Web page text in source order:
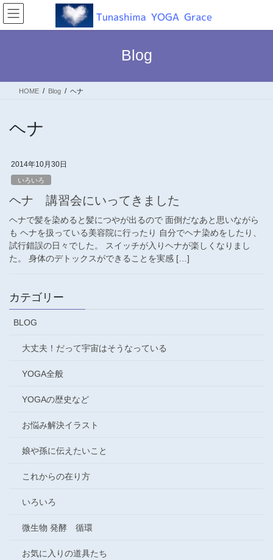
コ
ン
テ
ス
ナ
ビ
ゲ
ン
Blog
HOME Blog ヘナ
ヘナ
2014年10月30日
いろいろ
ヘナ 講習会にいってきました
ヘナで髪を染めると髪につやが出るので 面倒だなあと思いながら
も ヘナを扱っている美容院に行ったり 自分でヘナ染めをしたり、
試行錯誤の日々でした。 スイッチが入りヘナが楽しくなりまし
た。 身体のデトックスができることを実感 […]
カテゴリー
BLOG
大丈夫！だって宇宙はそうなっている
YOGA全般
YOGAの歴史など
お悩み解決イラスト
娘や孫に伝えたいこと
これからの在り方
いろいろ
微生物 発酵 循環
お気に入りの道具たち